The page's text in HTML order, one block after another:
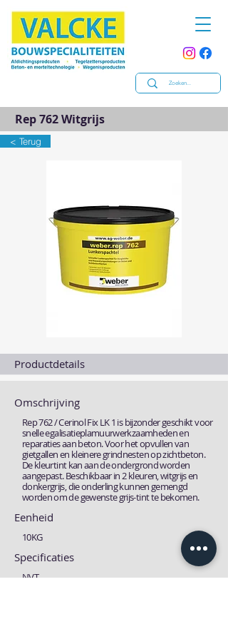
Rep 762 Witgrijs
< Terug
Productdetails
Omschrijving
Rep 762 / Cerinol Fix LK 1 is bijzonder geschikt voor
snelle egalisatieplamuurwerkzaamheden en
reparaties aan beton. Voor het opvullen van
gietgallen en kleinere grindnesten op zichtbeton.
De kleurtint kan aan de ondergrond worden
aangepast. Beschikbaar in 2 kleuren, witgrijs en
donkergrijs, die onderling kunnen gemengd
worden om de gewenste grijs-tint te bekomen.
Eenheid
10KG
Specificaties
NVT